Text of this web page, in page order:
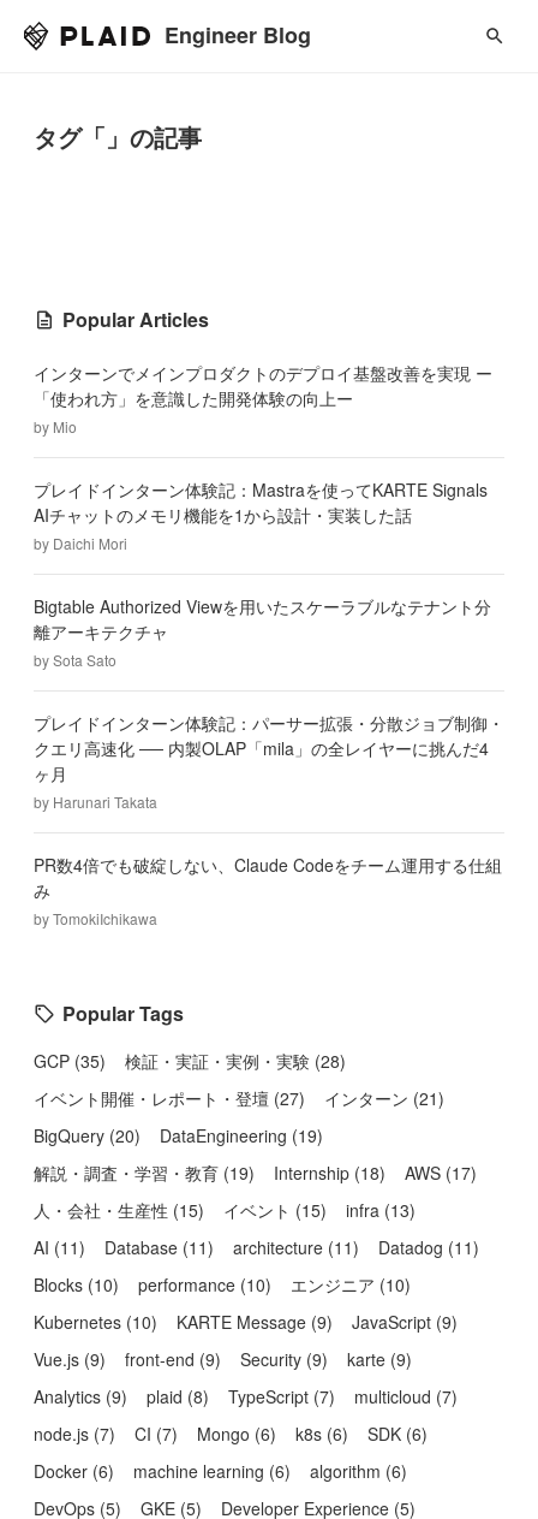
Engineer Blog
タグ「」の記事
Popular Articles
インターンでメインプロダクトのデプロイ基盤改善を実現 ー
「使われ方」を意識した開発体験の向上ー
by Mio
プレイドインターン体験記：Mastraを使ってKARTE Signals
AIチャットのメモリ機能を1から設計・実装した話
by Daichi Mori
Bigtable Authorized Viewを用いたスケーラブルなテナント分
離アーキテクチャ
bySota Sato
プレイドインターン体験記：パーサー拡張・分散ジョブ制御・
クエリ高速化 ── 内製OLAP「mila」の全レイヤーに挑んだ4
ヶ月
by Harunari Takata
PR数4倍でも破綻しない、Claude Codeをチーム運用する仕組
み
byTomokiIchikawa
Popular Tags
GCP (35) 検証・実証・実例・実験 (28)
イベント開催・レポート・登壇 (27) インターン (21)
BigQuery (20) DataEngineering (19)
解説・調査・学習・教育 (19) Internship (18) AWS (17)
人・会社・生産性 (15) イベント (15) infra (13)
AI (11) Database (11) architecture (11) Datadog (11)
Blocks (10) performance (10) エンジニア (10)
Kubernetes (10) KARTE Message (9) JavaScript (9)
Vue.js (9) front-end (9) Security (9) karte (9)
Analytics (9) plaid (8) TypeScript (7) multicloud (7)
node.js (7) CI (7) Mongo (6) k8s (6) SDK (6)
Docker (6) machine learning (6) algorithm (6)
DevOps (5) GKE (5) Developer Experience (5)